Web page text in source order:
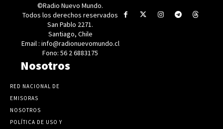
©Radio Nuevo Mundo.
Todos los derechos reservados
San Pablo 2271.
Santiago, Chile
Email : info@radionuevomundo.cl
Fono: 56 2 6883175
Nosotros
RED NACIONAL DE
EMISORAS
NOSOTROS
POLÍTICA DE USO Y